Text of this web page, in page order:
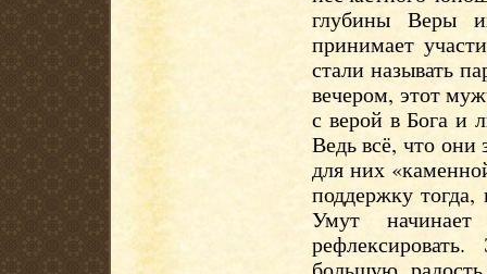
глубины Веры
принимает
стали называть
вечером, этот
с верой в Бога и
Ведь всё, что они
для них
поддержку
Умут